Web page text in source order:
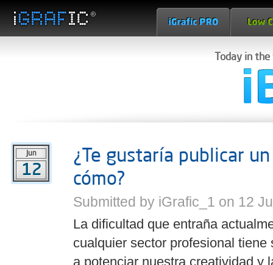
Today in
Jun
12
¿Te gustaría publicar
cómo?
Submitted by iGrafic_1 on 12
La dificultad que entraña
cualquier sector profesional
a potenciar nuestra creatividad y